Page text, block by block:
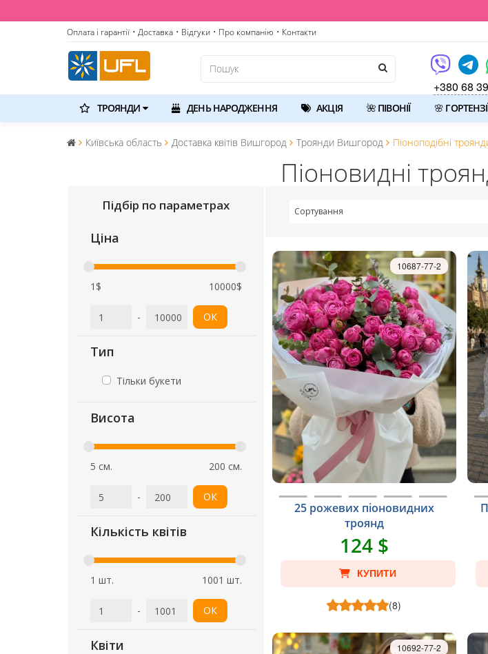
Оплата і гарантії • Доставка • Відгуки • Про компанію • Контакти
+380 68
ТРОЯНДИ ДЕНЬ НАРОДЖЕННЯ АКЦІЯ 🌺 ПІВОНІЇ 🌸
Київська область Доставка квітів Вишгород Троянди Вишгород Піоноподібні
Піоновидні
Підбір по параметрах
Ціна
1$ 10000$
- ОК
Тип
Тільки букети
Висота
5 см. 200 см.
- ОК
Кількість квітів
1 шт. 1001 шт.
- ОК
Квіти
Сортування
25 рожевих піоновидних
троянд
10687-77-2
124 $
КУПИТИ
(8)
10692-77-2